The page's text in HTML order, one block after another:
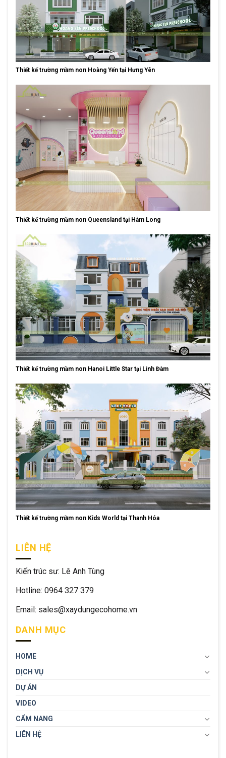
Thiết kế trường mầm non Hoàng Yến tại Hưng Yên
Thiết kế trường mầm non Queensland tại Hàm Long
Thiết kế trường mầm non Hanoi Little Star tại Linh Đàm
Thiết kế trường mầm non Kids World tại Thanh Hóa
LIÊN HỆ
Kiến trúc sư: Lê Anh Tùng
Hotline: 0964 327 379
Email: sales@xaydungecohome.vn
DANH MỤC
HOME
DỊCH VỤ
DỰ ÁN
VIDEO
CẨM NANG
LIÊN HỆ